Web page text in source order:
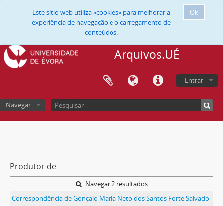
Ok
Este sítio web utiliza «cookies» para melhorar a
experiência de navegação e o carregamento de
conteúdos.
Arquivos.UÉ
Entrar
Navegar
Produtor de
Navegar 2 resultados
Correspondência de Gonçalo Maria Neto dos Santos Forte Salvado